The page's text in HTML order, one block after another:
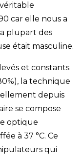
car elle nous a
plupart des
était masculine.
et constants
la technique
depuis
se compose
optique
à 37 °C. Ce
qui